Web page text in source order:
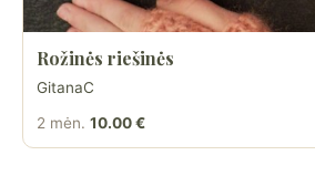
Rožinės riešinės
GitanaC
2 mėn. 10.00 €